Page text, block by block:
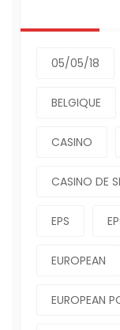
05/05/18
BELGIQUE
CASINO
CASINO DE
EPS
EUROPEAN
EUROPEAN